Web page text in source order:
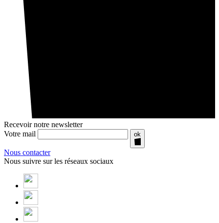
Recevoir notre newsletter
Votre mail
ok
Nous contacter
Nous suivre sur les réseaux sociaux